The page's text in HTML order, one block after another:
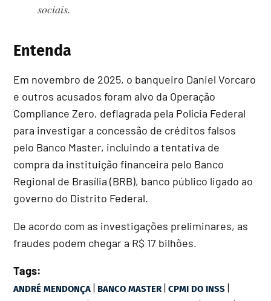
sociais.
Entenda
Em novembro de 2025, o banqueiro Daniel Vorcaro
e outros acusados foram alvo da Operação
Compliance Zero, deflagrada pela Polícia Federal
para investigar a concessão de créditos falsos
pelo Banco Master, incluindo a tentativa de
compra da instituição financeira pelo Banco
Regional de Brasília (BRB), banco público ligado ao
governo do Distrito Federal.
De acordo com as investigações preliminares, as
fraudes podem chegar a R$ 17 bilhões.
Tags:
ANDRÉ MENDONÇA | BANCO MASTER |CPMI DO INSS |